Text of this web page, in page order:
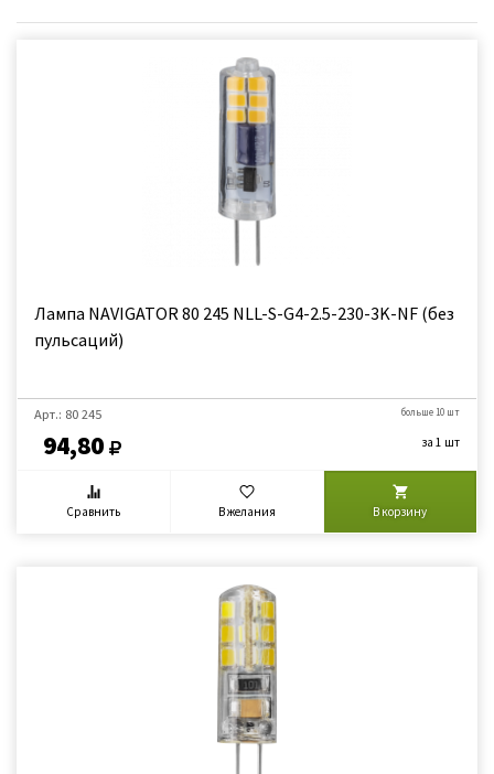
Лампа NAVIGATOR 80 245 NLL-S-G4-2.5-230-3K-NF (без
пульсаций)
Арт.: 80 245
94,80
больше 10 шт
за 1 шт
Сравнить В желания В корзину